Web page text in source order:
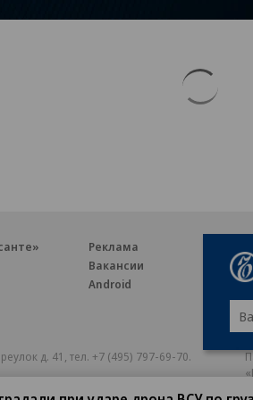
Реклама
Вакансии
Android
д. 41, тел. +7 (495) 797-69-70.
kommersant.ru) зарегистрировано